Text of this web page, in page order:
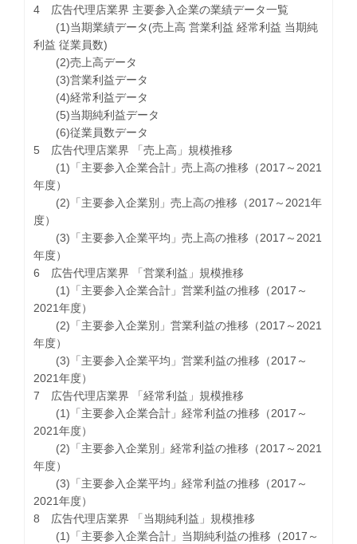
4 広告代理店業界 主要参入企業の業績データ一覧
(1)当期業績データ(売上高 営業利益 経常利益 当期純
利益 従業員数)
(2)売上高データ
(3)営業利益データ
(4)経常利益データ
(5)当期純利益データ
(6)従業員数データ
5 広告代理店業界 「売上高」規模推移
(1)「主要参入企業合計」売上高の推移（2017～2021
年度）
(2)「主要参入企業別」売上高の推移（2017～2021年
度）
(3)「主要参入企業平均」売上高の推移（2017～2021
年度）
6 広告代理店業界 「営業利益」規模推移
(1)「主要参入企業合計」営業利益の推移（2017～
2021年度）
(2)「主要参入企業別」営業利益の推移（2017～2021
年度）
(3)「主要参入企業平均」営業利益の推移（2017～
2021年度）
7 広告代理店業界 「経常利益」規模推移
(1)「主要参入企業合計」経常利益の推移（2017～
2021年度）
(2)「主要参入企業別」経常利益の推移（2017～2021
年度）
(3)「主要参入企業平均」経常利益の推移（2017～
2021年度）
8 広告代理店業界 「当期純利益」規模推移
(1)「主要参入企業合計」当期純利益の推移（2017～